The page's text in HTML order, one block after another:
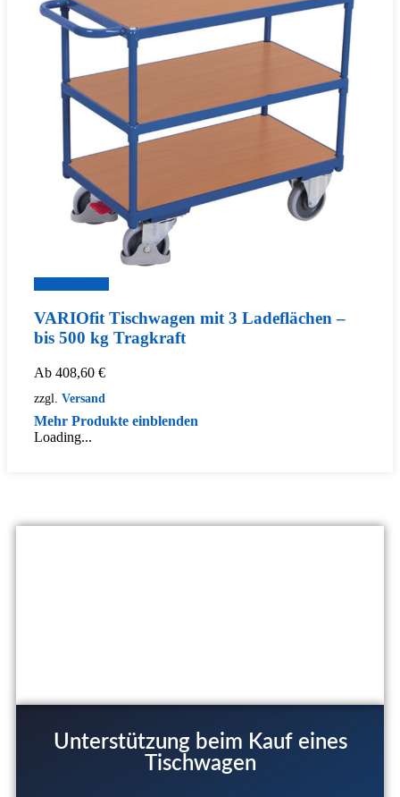
VARIOfit Tischwagen mit 3 Ladeflächen –
bis 500 kg Tragkraft
Ab 408,60 €
zzgl. Versand
Mehr Produkte einblenden
Loading...
Unterstützung beim Kauf eines
Tischwagen